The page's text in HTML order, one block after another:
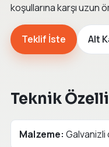
koşullarına karşı uzun
Teklif İste Alt
Teknik
Malzeme: Galvanizli